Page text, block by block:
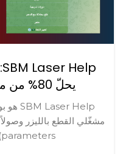
يحلّ 80% من مشاكل القطع عن بُعد
parameters)، وتشخيص العيوب (...